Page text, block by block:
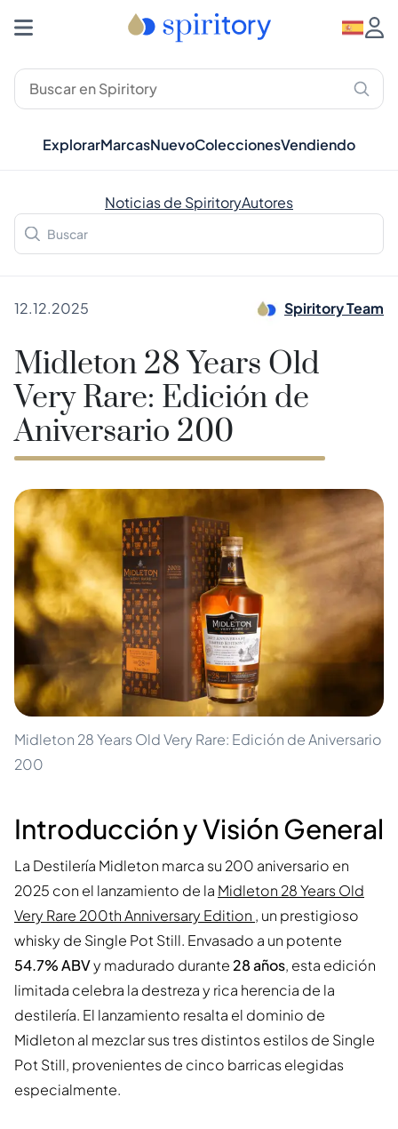
ExplorarMarcasNuevoColeccionesVendiendo
Noticias de SpiritoryAutores
12.12.2025 Spiritory Team
Midleton 28 Years Old
Very Rare: Edición de
Aniversario 200
Midleton 28 Years Old Very Rare: Edición de Aniversario
200
Introducción y Visión General
La Destilería Midleton marca su 200 aniversario en
2025 con el lanzamiento de la Midleton 28 Years Old
Very Rare 200th Anniversary Edition , un prestigioso
whisky de Single Pot Still. Envasado a un potente
54.7% ABVy madurado durante 28 años, esta edición
limitada celebra la destreza y rica herencia de la
destilería. El lanzamiento resalta el dominio de
Midleton al mezclar sus tres distintos estilos de Single
Pot Still, provenientes de cinco barricas elegidas
especialmente.